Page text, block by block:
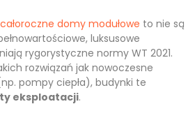
całoroczne domy modułowe to nie są
luksusowe
rygorystyczne normy WT 2021.
rozwiązań jak nowoczesne
pompy ciepła), budynki te
eksploatacji.